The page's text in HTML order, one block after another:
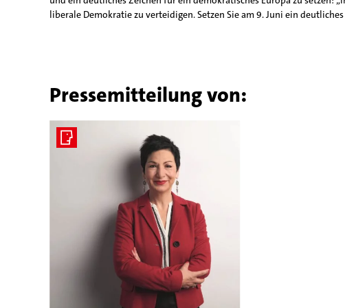
liberale Demokratie zu verteidigen. Setzen Sie am 9. Juni ein
Pressemitteilung von: